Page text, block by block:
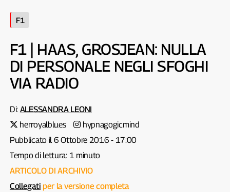
F1
F1 | HAAS, GROSJEAN: NULLA
DI PERSONALE NEGLI SFOGHI
VIA RADIO
Di: ALESSANDRA LEONI
herroyalblues
hypnagogicmind
Pubblicato il 6 Ottobre 2016 - 17:00
Tempo di lettura: 1 minuto
ARTICOLO DI ARCHIVIO
Collegati per la versione completa